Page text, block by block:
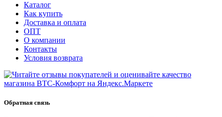
Каталог
Как купить
Доставка и оплата
ОПТ
О компании
Контакты
Условия возврата
Обратная связь